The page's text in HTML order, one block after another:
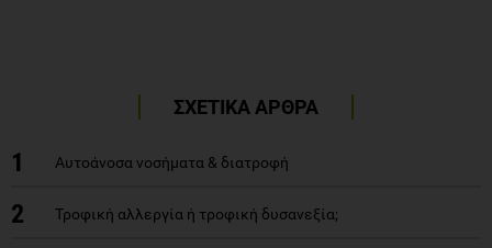
ΣΧΕΤΙΚΑ ΑΡΘΡΑ
1 Αυτοάνοσα νοσήματα & διατροφή
2 Τροφική αλλεργία ή τροφική δυσανεξία;